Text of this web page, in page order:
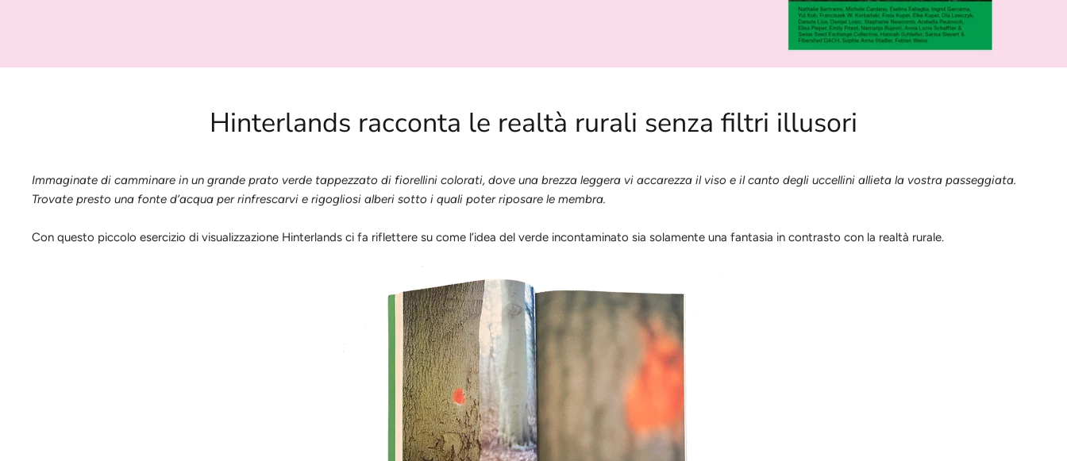
Hinterlands racconta le realtà rurali senza filtri illusori
Immaginate di camminare in un grande prato verde tappezzato di fiorellini colorati, dove una brezza leggera vi accarezza il viso e il canto degli uccellini allieta la vostra passeggiata.
Trovate presto una fonte d’acqua per rinfrescarvi e rigogliosi alberi sotto i quali poter riposare le membra.
Con questo piccolo esercizio di visualizzazione Hinterlands ci fa riflettere su come l’idea del verde incontaminato sia solamente una fantasia in contrasto con la realtà rurale.